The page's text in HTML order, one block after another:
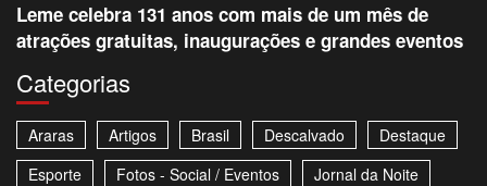
Leme celebra 131 anos com mais de um mês de
atrações gratuitas, inaugurações e grandes eventos
Categorias
Araras Artigos Brasil Descalvado
Destaque
Esporte
Fotos - Social / Eventos
Jornal da Noite